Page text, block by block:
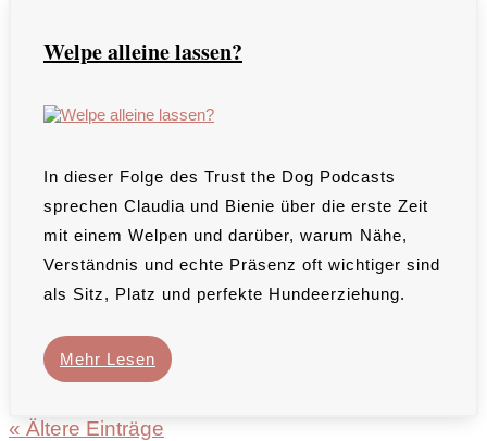
Welpe alleine lassen?
In dieser Folge des Trust the Dog Podcasts
sprechen Claudia und Bienie über die erste Zeit
mit einem Welpen und darüber, warum Nähe,
Verständnis und echte Präsenz oft wichtiger sind
als Sitz, Platz und perfekte Hundeerziehung.
Mehr Lesen
« Ältere Einträge